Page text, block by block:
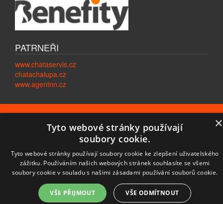
PATRNEŘI
www.chataservis.cz
chatachalupa.cz
www.agentnn.cz
Všechna práva vyhrazena.
Sikulovi.cz
Domů
| Kontakty | Last Minute Novinky | Podmínky
Časté
dotazy
Mapa stránek RSS 2.0
×
Tyto webové stránky používají
soubory cookie.
Tyto webové stránky používají soubory cookie ke zlepšení uživatelského
zážitku. Používáním našich webových stránek souhlasíte se všemi
soubory cookie v souladu s našimi zásadami používání souborů cookie.
VŠE PŘIJMOUT VŠE ODMÍTNOUT